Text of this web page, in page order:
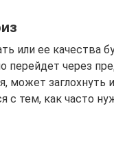
или ее качества
перейдет через
может заглохнуть
с тем, как часто